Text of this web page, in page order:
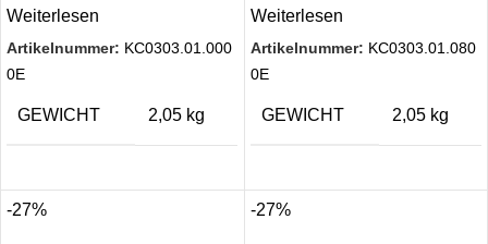
Weiterlesen
Artikelnummer: KC0303.01.000
0E
GEWICHT 2,05 kg
Weiterlesen
Artikelnummer: KC0303.01.080
0E
GEWICHT 2,05 kg
-27% -27%